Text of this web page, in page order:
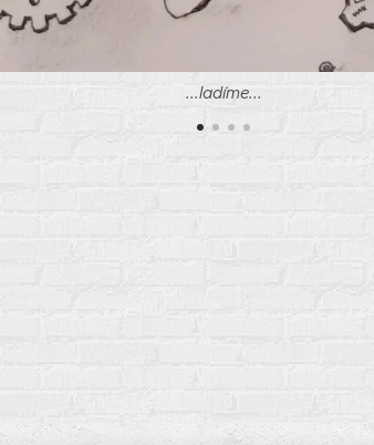
...ladíme...